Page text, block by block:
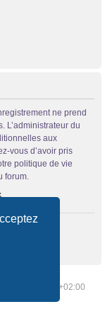
ne prend
L’administrateur du
aux
vous d’avoir pris
politique de vie
forum.
format UTC+02:00